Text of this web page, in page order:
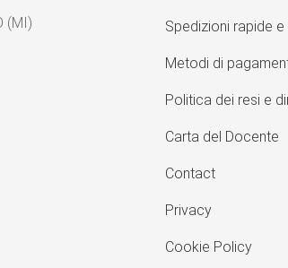
(MI) Spedizioni rapide e
Metodi di
Politica dei resi e
Carta del Docente
Contact
Privacy
Cookie Policy